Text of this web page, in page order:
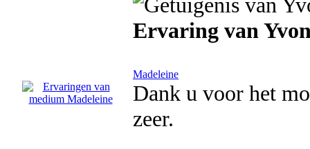
Ervaring van
Madeleine
Dank u voor het
zeer.